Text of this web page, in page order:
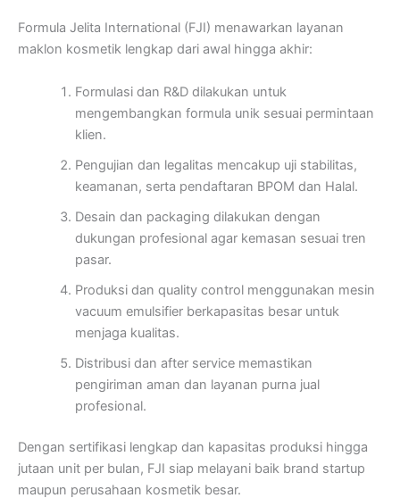
Formula Jelita International (FJI) menawarkan layanan
maklon kosmetik lengkap dari awal hingga akhir:
Formulasi dan R&D dilakukan untuk
mengembangkan formula unik sesuai permintaan
klien.
Pengujian dan legalitas mencakup uji stabilitas,
keamanan, serta pendaftaran BPOM dan Halal.
Desain dan packaging dilakukan dengan
dukungan profesional agar kemasan sesuai tren
pasar.
Produksi dan quality control menggunakan mesin
vacuum emulsifier berkapasitas besar untuk
menjaga kualitas.
Distribusi dan after service memastikan
pengiriman aman dan layanan purna jual
profesional.
Dengan sertifikasi lengkap dan kapasitas produksi hingga
jutaan unit per bulan, FJI siap melayani baik brand startup
maupun perusahaan kosmetik besar.